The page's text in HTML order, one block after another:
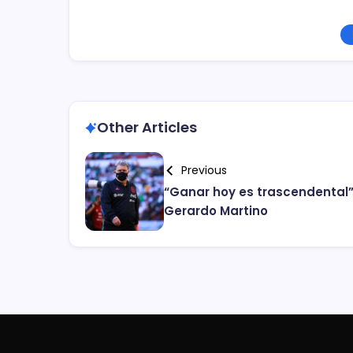
Other Articles
Previous
“Ganar hoy es
Gerardo Martino